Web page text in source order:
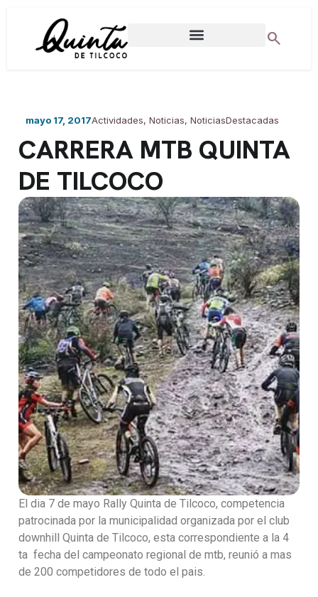
search
mayo 17, 2017Actividades, Noticias, NoticiasDestacadas
CARRERA MTB QUINTA
DE TILCOCO
El dia 7 de mayo Rally Quinta de Tilcoco, competencia
patrocinada por la municipalidad organizada por el club
downhill Quinta de Tilcoco, esta correspondiente a la 4
ta fecha del campeonato regional de mtb, reunió a mas
de 200 competidores de todo el pais.